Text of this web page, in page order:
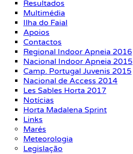
Resultados
Multimédia
Ilha do Faial
Apoios
Contactos
Regional Indoor Apneia 2016
Nacional Indoor Apneia 2015
Camp. Portugal Juvenis 2015
Nacional de Access 2014
Les Sables Horta 2017
Notícias
Horta Madalena Sprint
Links
Marés
Meteorologia
Legislação